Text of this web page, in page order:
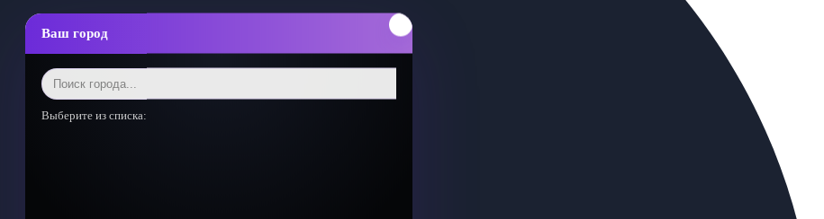
Ваш город
Выберите из списка: